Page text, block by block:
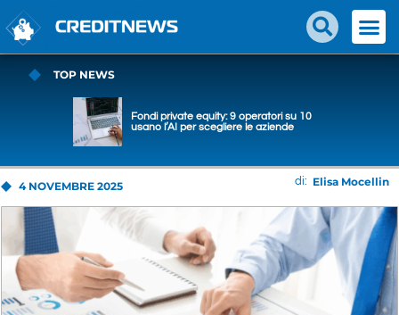
TOP NEWS
Fondi private equity: 9 operatori su 10
usano l’AI per scegliere le aziende
4 NOVEMBRE 2025 di: Elisa Mocellin